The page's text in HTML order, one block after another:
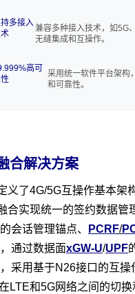
多接入
兼容多种接入技术，如5G
无缝集成和互操作。
高可
采用统一软件平台架构
和可靠性。
合解决方案
义了4G/5G互操作基本架
合实现统一的签约数据管
会话管理锚点、
PCRF/
通过数据面xGW-U/UPF
采用基于N26接口的互操
LTE和5G网络之间的切
Non-3GPP InterWorking Function
与 N3IWF 建立 IPSec 隧道，以通
查看更多